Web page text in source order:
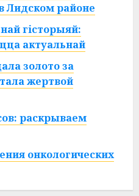
Лидском районе
гісторыяй:
актуальнай
золото за
жертвой
раскрываем
онкологических